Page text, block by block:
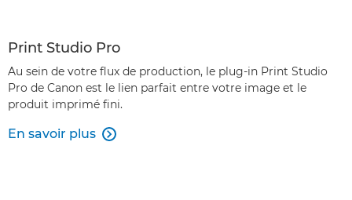
Print Studio Pro
Au sein de votre flux de production, le plug-in Print Studio
Pro de Canon est le lien parfait entre votre image et le
produit imprimé fini.
En savoir plus 